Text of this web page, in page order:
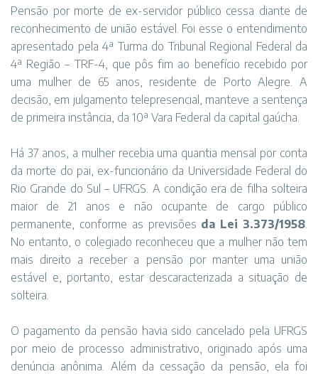
Pensão por morte de ex-servidor público cessa diante de
reconhecimento de união estável. Foi esse o entendimento
apresentado pela 4ª Turma do Tribunal Regional Federal da
4ª Região – TRF-4, que pôs fim ao benefício recebido por
uma mulher de 65 anos, residente de Porto Alegre. A
decisão, em julgamento telepresencial, manteve a sentença
de primeira instância, da 10ª Vara Federal da capital gaúcha.
Há 37 anos, a mulher recebia uma quantia mensal por conta
da morte do pai, ex-funcionário da Universidade Federal do
Rio Grande do Sul – UFRGS. A condição era de filha solteira
maior de 21 anos e não ocupante de cargo público
permanente, conforme as previsões da Lei 3.373/1958.
No entanto, o colegiado reconheceu que a mulher não tem
mais direito a receber a pensão por manter uma união
estável e, portanto, estar descaracterizada a situação de
solteira.
O pagamento da pensão havia sido cancelado pela UFRGS
por meio de processo administrativo, originado após uma
denúncia anônima. Além da cessação da pensão, ela foi